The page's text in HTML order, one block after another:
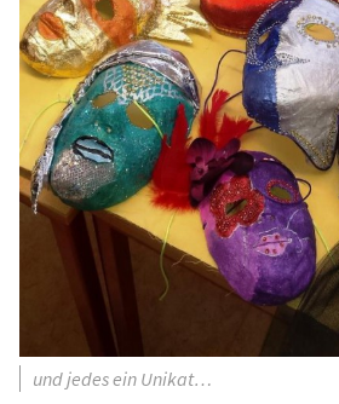
und jedes ein Unikat…